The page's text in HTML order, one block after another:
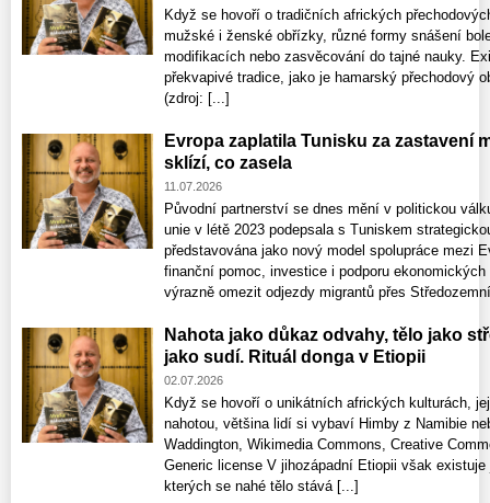
Když se hovoří o tradičních afrických
mužské i ženské obřízky, různé formy snášení
modifikacích nebo zasvěcování do tajné nauky.
překvapivé tradice, jako je hamarský přechodový
(zdroj: [...]
Evropa zaplatila Tunisku za zastavení
sklízí, co zasela
11.07.2026
Původní partnerství se dnes mění v politickou
unie v létě 2023 podepsala s Tuniskem
představována jako nový model spolupráce mezi
finanční pomoc, investice i podporu
výrazně omezit odjezdy migrantů přes
Nahota jako důkaz odvahy, tělo jako
jako sudí. Rituál donga v Etiopii
02.07.2026
Když se hovoří o unikátních afrických kulturách,
nahotou, většina lidí si vybaví Himby z Namibie
Waddington, Wikimedia Commons, Creative
Generic license V jihozápadní Etiopii však
kterých se nahé tělo stává [...]